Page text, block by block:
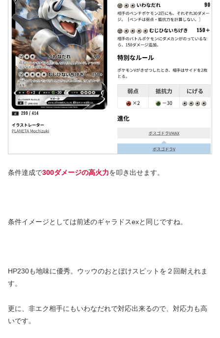
条件達成で300ダメージの高火力を叩き出せます。
条件イメージとしては前述のギャラドスexと同じですね。
HP230も地味に優秀。ウッウのおとぼけスピットを２回耐えれま
す。
更に、非エク相手にもいわなだれで対応出来るので、対応力も高
いです。